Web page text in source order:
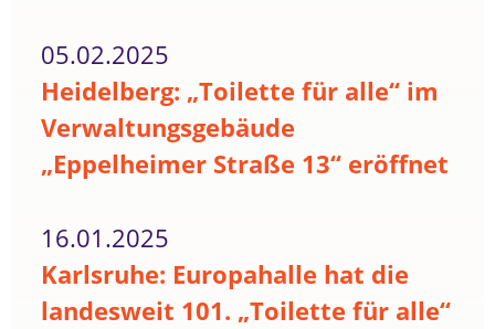
05.02.2025
Heidelberg: „Toilette für alle“ im
Verwaltungsgebäude
„Eppelheimer Straße 13“ eröffnet
16.01.2025
Karlsruhe: Europahalle hat die
landesweit 101. „Toilette für alle“